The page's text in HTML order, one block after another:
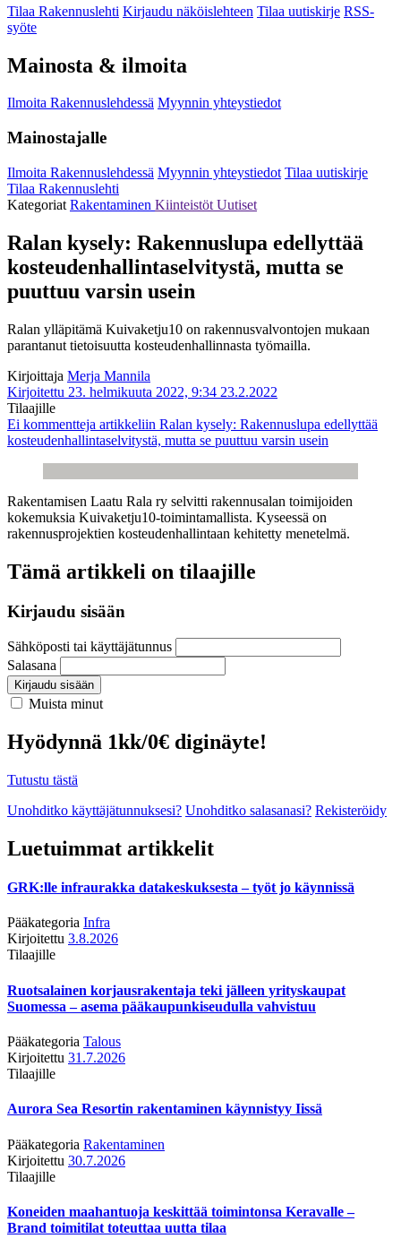
Tilaa Rakennuslehti Kirjaudu näköislehteen Tilaa uutiskirje RSS-
syöte
Mainosta & ilmoita
Ilmoita Rakennuslehdessä Myynnin yhteystiedot
Mainostajalle
Ilmoita Rakennuslehdessä Myynnin yhteystiedot Tilaa uutiskirje
Tilaa Rakennuslehti
Kategoriat Rakentaminen Kiinteistöt Uutiset
Ralan kysely: Rakennuslupa edellyttää
kosteudenhallintaselvitystä, mutta se
puuttuu varsin usein
Ralan ylläpitämä Kuivaketju10 on rakennusvalvontojen mukaan
parantanut tietoisuutta kosteudenhallinnasta työmailla.
Kirjoittaja Merja Mannila
Kirjoitettu 23. helmikuuta 2022, 9:34 23.2.2022
Tilaajille
Ei kommentteja artikkeliin Ralan kysely: Rakennuslupa edellyttää
kosteudenhallintaselvitystä, mutta se puuttuu varsin usein
Rakentamisen Laatu Rala ry selvitti rakennusalan toimijoiden
kokemuksia Kuivaketju10-toimintamallista. Kyseessä on
rakennusprojektien kosteudenhallintaan kehitetty menetelmä.
Tämä artikkeli on tilaajille
Kirjaudu sisään
Sähköposti tai käyttäjätunnus
Salasana
Kirjaudu sisään
Muista minut
Hyödynnä 1kk/0€ diginäyte!
Tutustu tästä
Unohditko käyttäjätunnuksesi? Unohditko salasanasi? Rekisteröidy
Luetuimmat artikkelit
GRK:lle infraurakka datakeskuksesta – työt jo käynnissä
Pääkategoria Infra
Kirjoitettu 3.8.2026
Tilaajille
Ruotsalainen korjausrakentaja teki jälleen yrityskaupat
Suomessa – asema pääkaupunkiseudulla vahvistuu
Pääkategoria Talous
Kirjoitettu 31.7.2026
Tilaajille
Aurora Sea Resortin rakentaminen käynnistyy Iissä
Pääkategoria Rakentaminen
Kirjoitettu 30.7.2026
Tilaajille
Koneiden maahantuoja keskittää toimintonsa Keravalle –
Brand toimitilat toteuttaa uutta tilaa